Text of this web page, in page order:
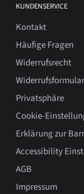
KUNDENSERVICE
Kontakt
Häufige Fragen
Widerrufsrecht
Widerrufsformular
Privatsphäre
Cookie-
Erklärung zur
Accessibility
AGB
Impressum